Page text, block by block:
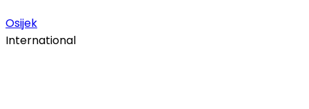
Osijek
International